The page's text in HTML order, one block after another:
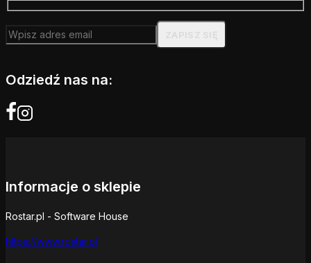
Odziedź nas na:
Informacje o sklepie
Rostar.pl - Software House
https://www.rostar.pl